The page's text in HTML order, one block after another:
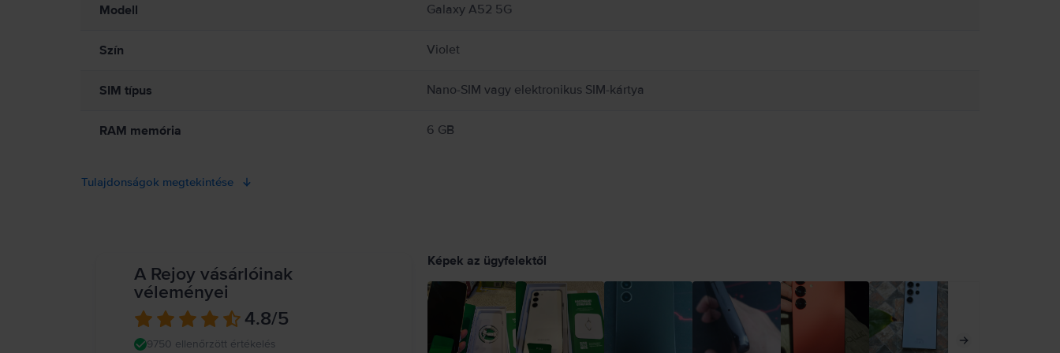
Modell Galaxy A52 5G
Szín Violet
SIM típus Nano-SIM vagy elektronikus SIM-kártya
RAM memória 6 GB
Tulajdonságok megtekintése
A Rejoy vásárlóinak
véleményei
4.8/5
9750 ellenőrzött értékelés
Képek az ügyfelektől